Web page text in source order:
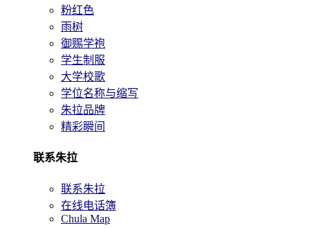
粉红色
雨树
御赐学袍
学生制服
大学校歌
学位名称与缩写
朱拉品牌
精彩瞬间
联系朱拉
联系朱拉
在线电话簿
Chula Map